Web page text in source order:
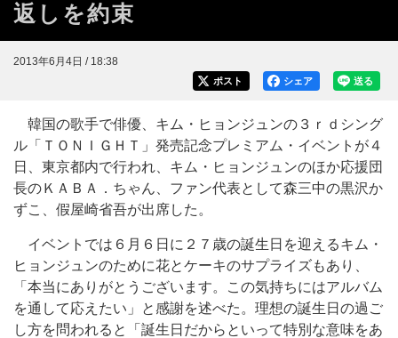
返しを約束
2013年6月4日 / 18:38
送る
シェア
ポスト
韓国の歌手で俳優、キム・ヒョンジュンの３ｒｄシング
ル「ＴＯＮＩＧＨＴ」発売記念プレミアム・イベントが４
日、東京都内で行われ、キム・ヒョンジュンのほか応援団
長のＫＡＢＡ．ちゃん、ファン代表として森三中の黒沢か
ずこ、假屋崎省吾が出席した。
イベントでは６月６日に２７歳の誕生日を迎えるキム・
ヒョンジュンのために花とケーキのサプライズもあり、
「本当にありがとうございます。この気持ちにはアルバム
を通して応えたい」と感謝を述べた。理想の誕生日の過ご
し方を問われると「誕生日だからといって特別な意味をあ